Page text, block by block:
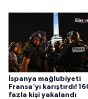
İspanya mağlubiyeti
Fransa'yı karıştırdı!
fazla kişi yakalandı